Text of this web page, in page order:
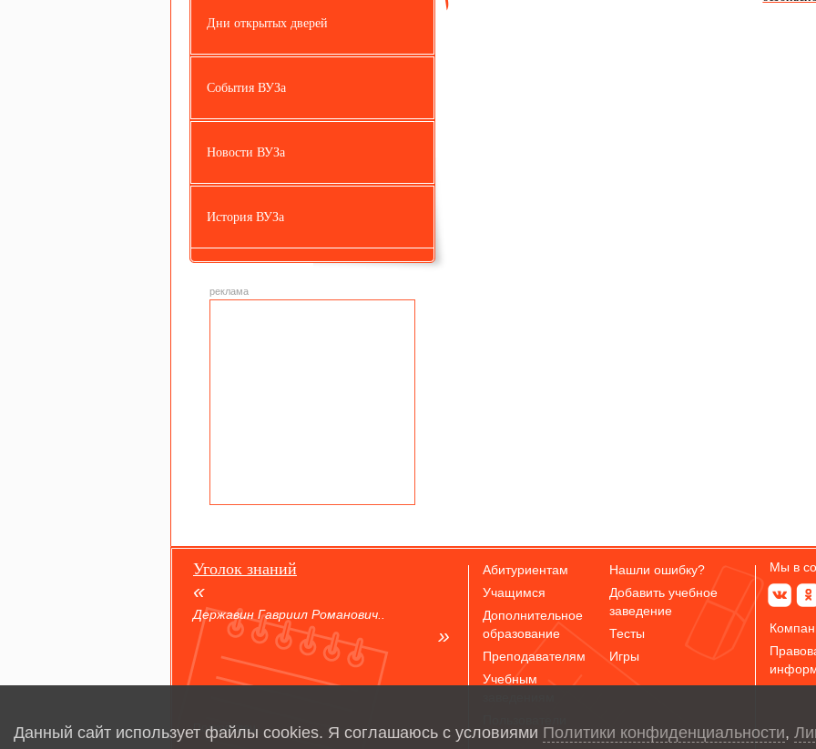
Дни открытых дверей
События ВУЗа
Новости ВУЗа
История ВУЗа
реклама
Уголок знаний
Державин Гавриил Романович..
Полководец
Абитуриентам
Учащимся
Дополнительное
образование
Преподавателям
Учебным
Нашли ошибку?
Добавить учебное
заведение
Тесты
Игры
Мы в
Данный сайт использует файлы cookies. Я соглашаюсь с условиями Политики конфиденциальности,